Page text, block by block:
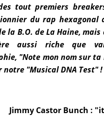
tout premiers
du rap hexagonal
la B.O. de La Haine,
aussi riche que
"Note mon nom sur
notre "Musical DNA Test" !
Jimmy Castor Bunch :